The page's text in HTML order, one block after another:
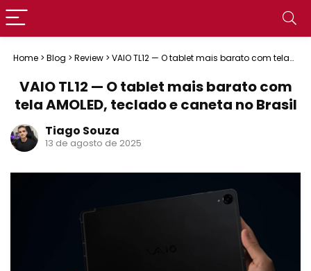
Home > Blog > Review > VAIO TL12 — O tablet mais barato com tela
VAIO TL12 — O tablet mais barato com
tela AMOLED, teclado e caneta no Brasil
Tiago Souza
13 de agosto de 2025